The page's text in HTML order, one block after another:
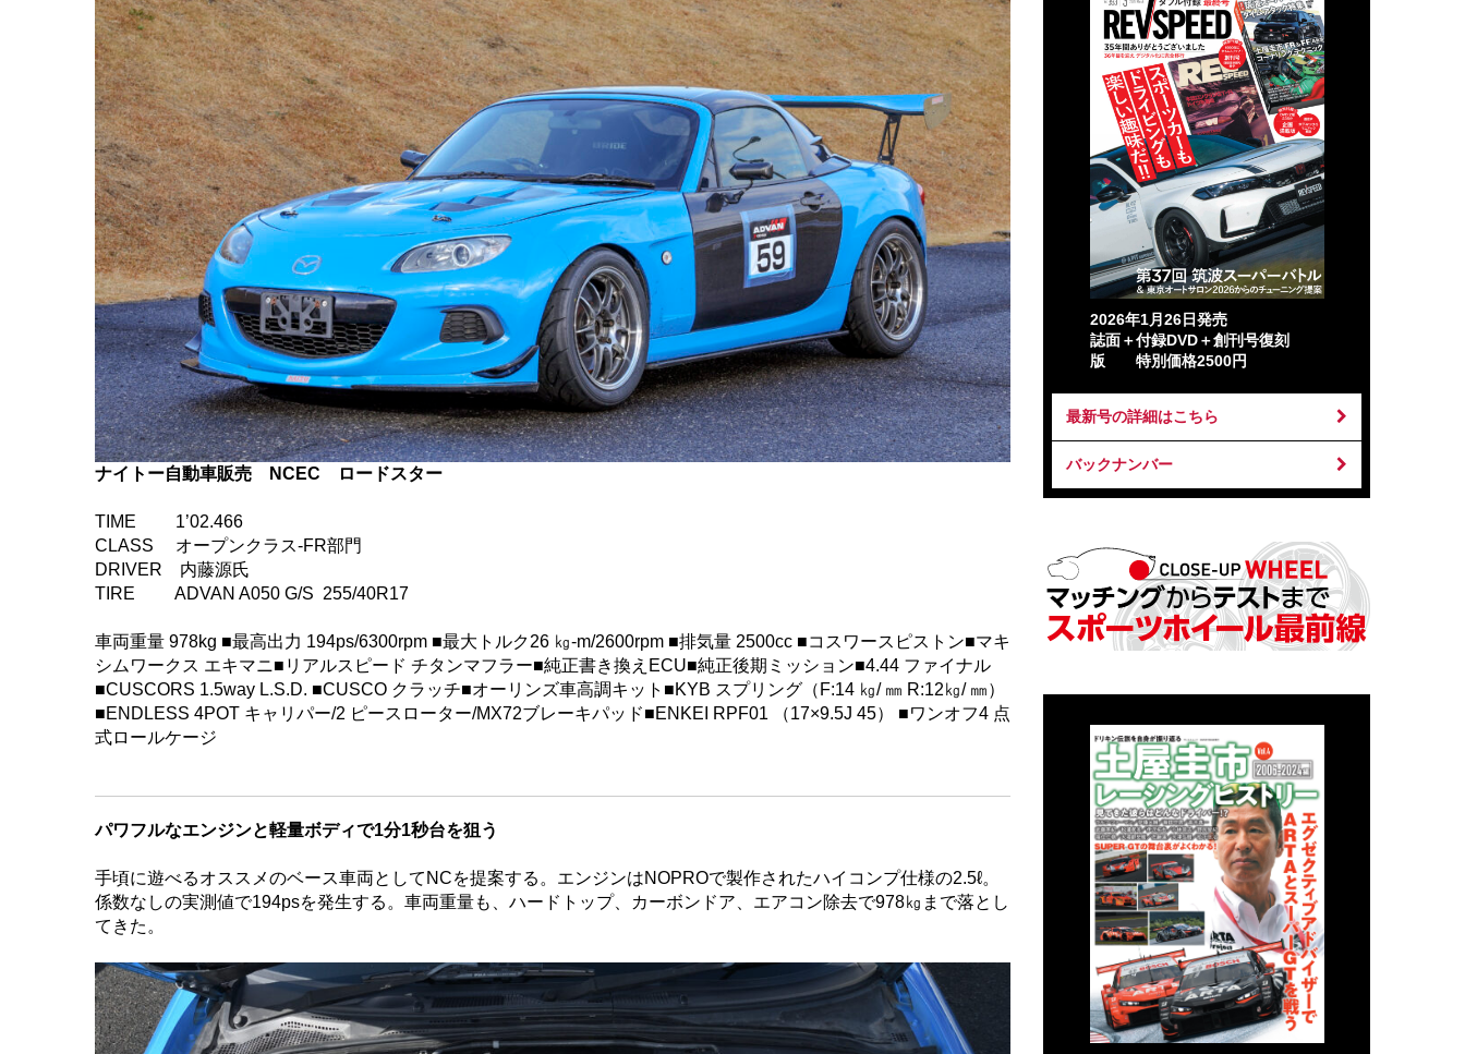
ナイトー自動車販売 NCEC ロードスター
TIME 1’02.466
CLASS オープンクラス-FR部門
DRIVER 内藤源氏
TIRE ADVAN A050 G/S 255/40R17
車両重量 978kg ■最高出力 194ps/6300rpm ■最大トルク26 ㎏-m/2600rpm ■排気量 2500cc ■コスワースピストン■マキ
シムワークス エキマニ■リアルスピード チタンマフラー■純正書き換えECU■純正後期ミッション■4.44 ファイナル
■CUSCORS 1.5way L.S.D. ■CUSCO クラッチ■オーリンズ車高調キット■KYB スプリング（F:14 ㎏/ ㎜ R:12㎏/ ㎜）
■ENDLESS 4POT キャリパー/2 ピースローター/MX72ブレーキパッド■ENKEI RPF01 （17×9.5J 45） ■ワンオフ4 点
式ロールケージ
パワフルなエンジンと軽量ボディで1分1秒台を狙う
手頃に遊べるオススメのベース車両としてNCを提案する。エンジンはNOPROで製作されたハイコンプ仕様の2.5ℓ。
係数なしの実測値で194psを発生する。車両重量も、ハードトップ、カーボンドア、エアコン除去で978㎏まで落とし
てきた。
2026年1月26日発売
誌面＋付録DVD＋創刊号復刻
版 特別価格2500円
最新号の詳細はこちら
バックナンバー